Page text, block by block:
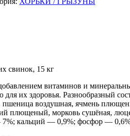
свинок, 15 кг
витаминов и
их здоровья. Разнообразный
пшеница воздушная, ячмень
плющеный, морковь сушёная,
7%; кальций — 0,9%; фосфор —